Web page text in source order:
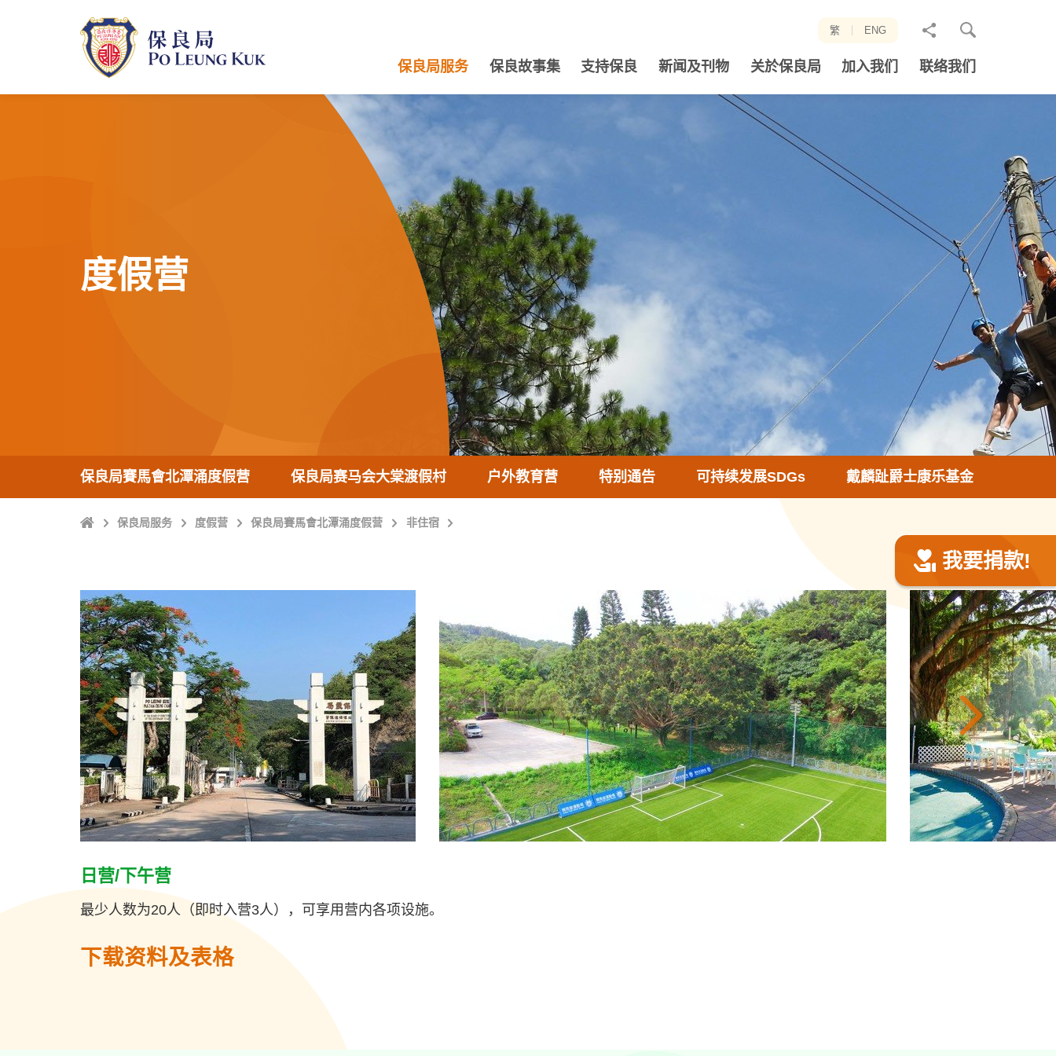
繁 ENG
分
至
保良局服务 保良故事集 支持保良 新闻及刊物 关於保良局 加入我们 联络我们
度假营
保良局賽馬會北潭涌度假营 保良局赛马会大棠渡假村 户外教育营 特别通告 可持续发展SDGs 戴麟趾爵士康乐基金
Home保良局服务 度假营 保良局賽馬會北潭涌度假营 非住宿
我要捐款!
日营/下午营
最少人数为20人（即时入营3人），可享用营内各项设施。
下载资料及表格